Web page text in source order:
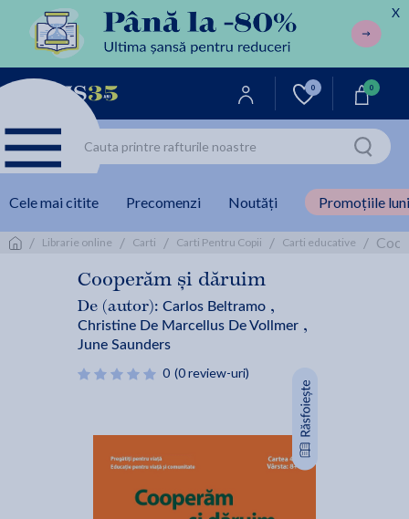
X
0 0
Cele mai citite Precomenzi Noutăți Promoțiile
/ Librarie online / Carti / Carti Pentru Copii / Carti educative /
Cooperăm și dăruim
De (autor): Carlos Beltramo,
Christine De Marcellus De Vollmer,
June Saunders
0 (0 review-uri)